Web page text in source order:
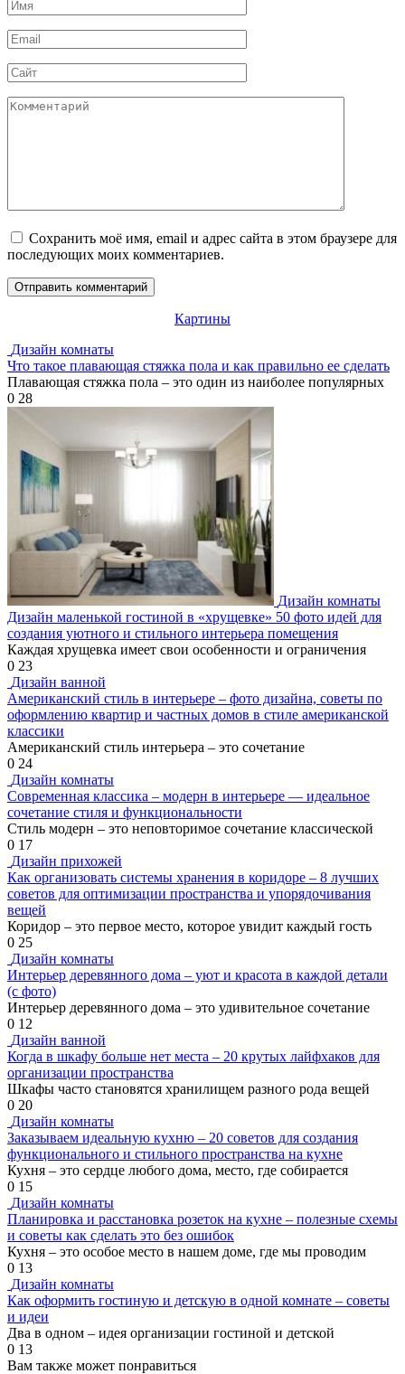
*
Email
*
Сайт
Комментарий
Сохранить моё имя, email и адрес сайта в этом браузере для
последующих моих комментариев.
Картины
Дизайн комнаты
Что такое плавающая стяжка пола и как правильно ее сделать
Плавающая стяжка пола – это один из наиболее популярных
0 28
Дизайн комнаты
Дизайн маленькой гостиной в «хрущевке» 50 фото идей для
создания уютного и стильного интерьера помещения
Каждая хрущевка имеет свои особенности и ограничения
0 23
Дизайн ванной
Американский стиль в интерьере – фото дизайна, советы по
оформлению квартир и частных домов в стиле американской
классики
Американский стиль интерьера – это сочетание
0 24
Дизайн комнаты
Современная классика – модерн в интерьере — идеальное
сочетание стиля и функциональности
Стиль модерн – это неповторимое сочетание классической
0 17
Дизайн прихожей
Как организовать системы хранения в коридоре – 8 лучших
советов для оптимизации пространства и упорядочивания
вещей
Коридор – это первое место, которое увидит каждый гость
0 25
Дизайн комнаты
Интерьер деревянного дома – уют и красота в каждой детали
(с фото)
Интерьер деревянного дома – это удивительное сочетание
0 12
Дизайн ванной
Когда в шкафу больше нет места – 20 крутых лайфхаков для
организации пространства
Шкафы часто становятся хранилищем разного рода вещей
0 20
Дизайн комнаты
Заказываем идеальную кухню – 20 советов для создания
функционального и стильного пространства на кухне
Кухня – это сердце любого дома, место, где собирается
0 15
Дизайн комнаты
Планировка и расстановка розеток на кухне – полезные схемы
и советы как сделать это без ошибок
Кухня – это особое место в нашем доме, где мы проводим
0 13
Дизайн комнаты
Как оформить гостиную и детскую в одной комнате – советы
и идеи
Два в одном – идея организации гостиной и детской
0 13
Вам также может понравиться